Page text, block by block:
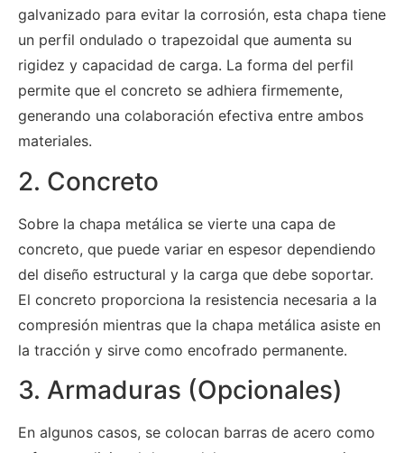
galvanizado para evitar la corrosión, esta chapa tiene
un perfil ondulado o trapezoidal que aumenta su
rigidez y capacidad de carga. La forma del perfil
permite que el concreto se adhiera firmemente,
generando una colaboración efectiva entre ambos
materiales.
2. Concreto
Sobre la chapa metálica se vierte una capa de
concreto, que puede variar en espesor dependiendo
del diseño estructural y la carga que debe soportar.
El concreto proporciona la resistencia necesaria a la
compresión mientras que la chapa metálica asiste en
la tracción y sirve como encofrado permanente.
3. Armaduras (Opcionales)
En algunos casos, se colocan barras de acero como